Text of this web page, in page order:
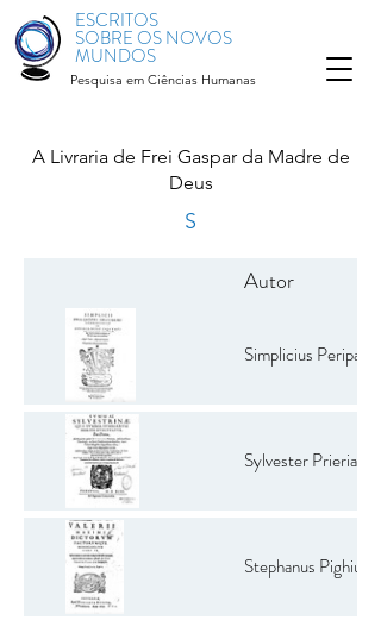
ESCRITOS
SOBRE OS NOVOS
MUNDOS
Pesquisa em Ciências Humanas
A Livraria de Frei Gaspar da Madre de
Deus
S
Autor
Simplicius
Sylvester Prierias
Stephanus Pighius.